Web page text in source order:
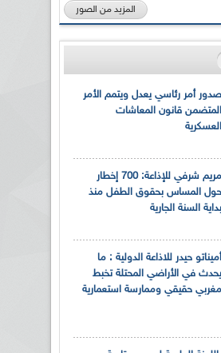
المزيد من الصور
صدور أمر رئاسي يعدل ويتمم الأمر
المتضمن قانون المعاشات
العسكرية
مريم شرفي للإذاعة: 700 إخطار
حول المساس بحقوق الطفل منذ
بداية السنة الجارية
أميناتو حيدر للاذاعة الدولية : ما
يحدث في الأراضي المحتلة تخبط
مغربي حقيقي وممارسة استعمارية